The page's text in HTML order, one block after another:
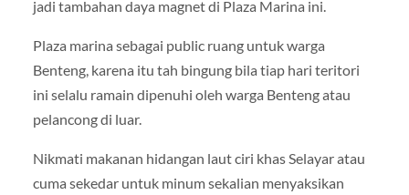
jadi tambahan daya magnet di Plaza Marina ini.
Plaza marina sebagai public ruang untuk warga
Benteng, karena itu tah bingung bila tiap hari teritori
ini selalu ramain dipenuhi oleh warga Benteng atau
pelancong di luar.
Nikmati makanan hidangan laut ciri khas Selayar atau
cuma sekedar untuk minum sekalian menyaksikan